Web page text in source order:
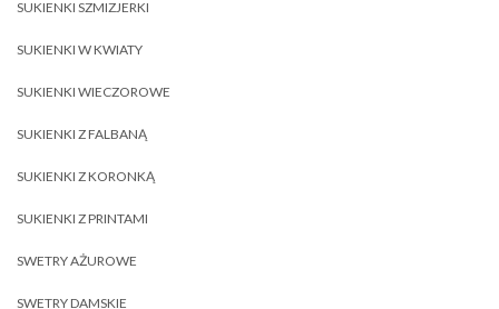
SUKIENKI SZMIZJERKI
SUKIENKI W KWIATY
SUKIENKI WIECZOROWE
SUKIENKI Z FALBANĄ
SUKIENKI Z KORONKĄ
SUKIENKI Z PRINTAMI
SWETRY AŻUROWE
SWETRY DAMSKIE